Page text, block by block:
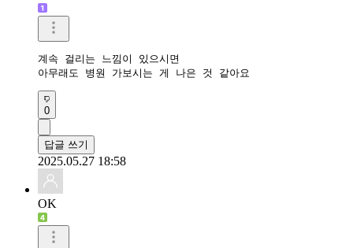
계속 걸리는 느낌이 있으시면
아무래도 병원 가보시는 게 나은 것 같아요
0
답글 쓰기
2025.05.27 18:58
OK